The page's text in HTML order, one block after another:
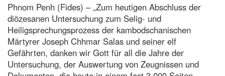
Phnom Penh (Fides) – „Zum heutigen Abschluss der
diözesanen Untersuchung zum Selig- und
Heiligsprechungsprozess der kambodschanischen
Märtyrer Joseph Chhmar Salas und seiner elf
Gefährten, danken wir Gott für all die Jahre der
Untersuchung, der Auswertung von Zeugnissen und